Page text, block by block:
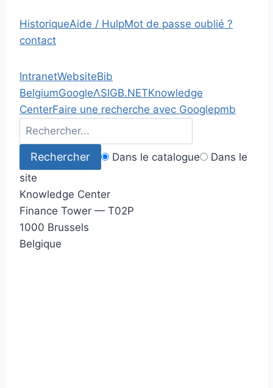
HistoriqueAide / HulpMot de passe oublié ?
contact
IntranetWebsiteBib
BelgiumGoogleΛSIGB.NETKnowledge
CenterFaire une recherche avec Googlepmb
Dans le catalogue
Dans le
site
Knowledge Center
Finance Tower — T02P
1000 Brussels
Belgique